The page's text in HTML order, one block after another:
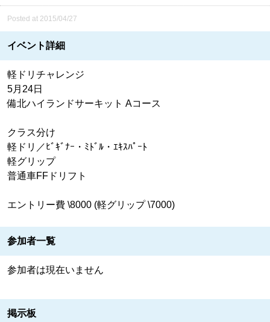
Posted at 2015/04/27
イベント詳細
軽ドリチャレンジ
5月24日
備北ハイランドサーキット Aコース
クラス分け
軽ドリ／ﾋﾞｷﾞﾅｰ・ﾐﾄﾞﾙ・ｴｷｽﾊﾟｰﾄ
軽グリップ
普通車FFドリフト
エントリー費 \8000 (軽グリップ \7000)
参加者一覧
参加者は現在いません
掲示板